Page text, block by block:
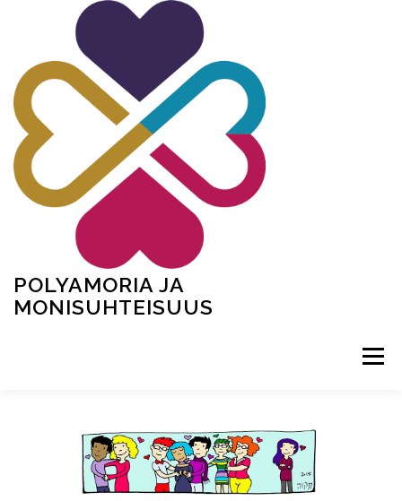
POLYAMORIA JA
MONISUHTEISUUS
Valikko
YHDISTYS KAUPPA YHTEYSTIEDOT PÅ SVENSKA